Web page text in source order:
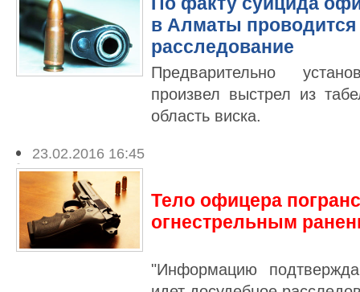
в Алматы проводится
расследование
Предварительно
произвел выстрел из
область виска.
23.02.2016 16:45
Тело офицера
огнестрельным
"Информацию